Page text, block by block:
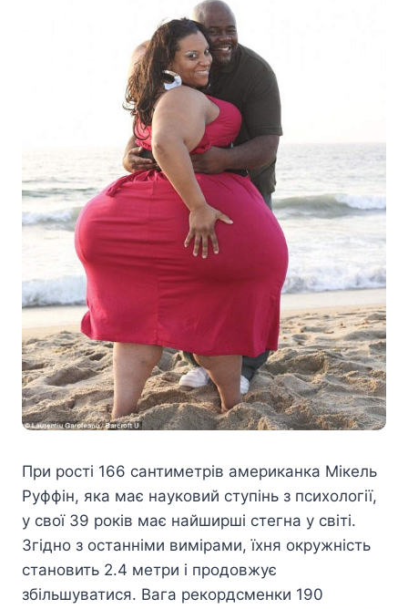
При рості 166 сантиметрів американка Мікель
Руффін, яка має науковий ступінь з психології,
у свої 39 років має найширші стегна у світі.
Згідно з останніми вимірами, їхня окружність
становить 2.4 метри і продовжує
збільшуватися. Вага рекордсменки 190